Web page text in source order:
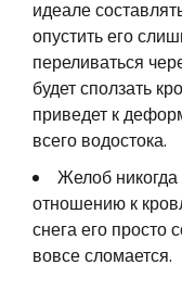
идеале
опустить его
переливаться
будет сползать
приведет к
всего водостока.
Желоб
отношению к
снега его просто
вовсе сломается.